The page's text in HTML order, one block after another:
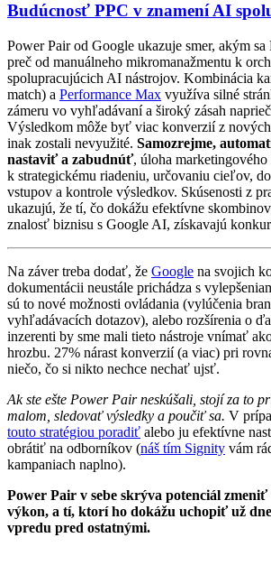
Budúcnosť PPC v znamení AI
Power Pair od Google ukazuje smer, akým
preč od manuálneho mikromanažmentu k
spolupracujúcich AI nástrojov. Kombinácia
match) a Performance Max využíva silné
zámeru vo vyhľadávaní a široký zásah
Výsledkom môže byť viac konverzií z
inak zostali nevyužité. Samozrejme,
nastaviť a zabudnúť, úloha marketingového
k strategickému riadeniu, určovaniu cieľov,
vstupov a kontrole výsledkov. Skúsenosti z
ukazujú, že tí, čo dokážu efektívne
znalosť biznisu s Google AI, získavajú
Na záver treba dodať, že Google na svojich
dokumentácii neustále prichádza s
sú to nové možnosti ovládania (vylúčenia
vyhľadávacích dotazov), alebo rozšírenia o
inzerenti by sme mali tieto nástroje vnímať
hrozbu. 27% nárast konverzií (a viac) pri
niečo, čo si nikto nechce nechať ujsť.
Ak ste ešte Power Pair neskúšali, stojí za to
malom, sledovať výsledky a poučiť sa. V
touto stratégiou poradiť alebo ju efektívne
obrátiť na odborníkov (náš tím Signity vám
kampaniach naplno).
Power Pair v sebe skrýva potenciál
výkon, a tí, ktorí ho dokážu uchopiť už
vpredu pred ostatnými.